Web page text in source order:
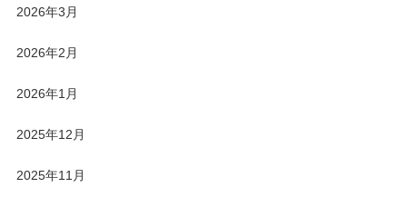
2026年3月
2026年2月
2026年1月
2025年12月
2025年11月